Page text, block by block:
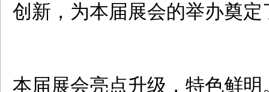
创新，为本届展会的举办奠定
本届展会亮点升级，特色鲜